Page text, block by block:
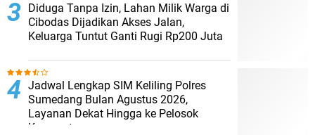
Diduga Tanpa Izin, Lahan Milik Warga di
Cibodas Dijadikan Akses Jalan,
Keluarga Tuntut Ganti Rugi Rp200 Juta
Jadwal Lengkap SIM Keliling Polres
Sumedang Bulan Agustus 2026,
Layanan Dekat Hingga ke Pelosok
Kecamatan